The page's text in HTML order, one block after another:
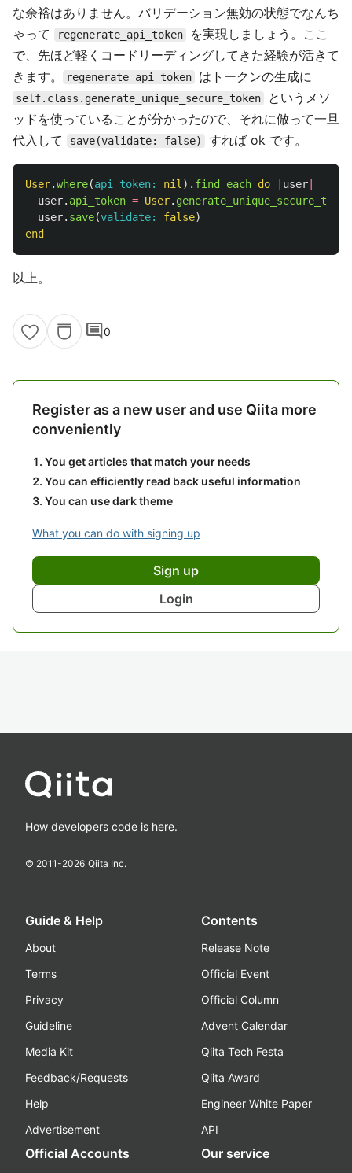
な余裕はありません。バリデーション無効の状態でなんち
ゃって
regenerate_api_token
を実現しましょう。ここ
で、先ほど軽くコードリーディングしてきた経験が活きて
きます。
regenerate_api_token はトークンの生成に
self.class.generate_unique_secure_token
というメソ
ッドを使っていることが分かったので、それに倣って一旦
代入して
save(validate: false) すれば ok です。
User.where(api_token: nil ). find_each do user
user. api_token = User. generate_unique_secure_token
user. save(validate: false)
end
以上。
comment0
Register as a new user and use Qiita more
conveniently
You get articles that match your needs
You can efficiently read back useful information
You can use dark theme
What you can do with signing up
Sign up
Login
How developers code is here.
© 2011-2026 Qiita Inc.
Guide & Help
About
Terms
Privacy
Guideline
Media Kit
Feedback/Requests
Help
Advertisement
Contents
Release Note
Official Event
Official Column
Advent Calendar
Qiita Tech Festa
Qiita Award
Engineer White Paper
API
Official Accounts Our service